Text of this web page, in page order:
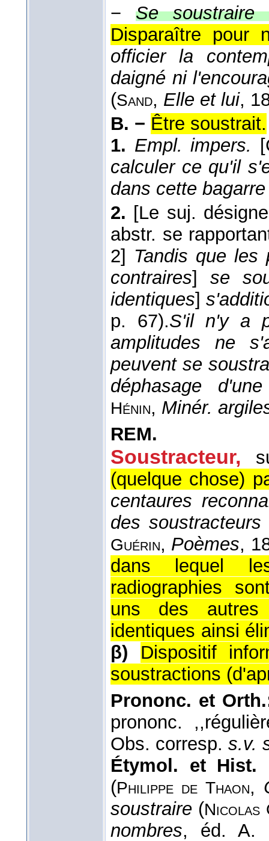
− Se
Disparaître
officier la
daigné ni
(Sand, Elle et lui,
B. − Être soustrait.
1. Empl. impers.
calculer ce qu'il
dans cette
2. [Le suj.
abstr. se
2] Tandis que
contraires]
se
identiques]
p. 67).S'il n'y a
amplitudes ne
peuvent se
déphasage
Hénin, Minér.
REM.
Soustracteur,
(quelque chose)
centaures
des
Guérin, Poèmes,
dans lequel
radiographies
uns des
identiques ainsi
β)
Dispositif
soustractions (
Prononc. et
prononc.
Obs. corresp.s.v.
Étymol. et Hist.
(Philippe de Thaon,
soustraire (Nicolas
nombres, éd. A.